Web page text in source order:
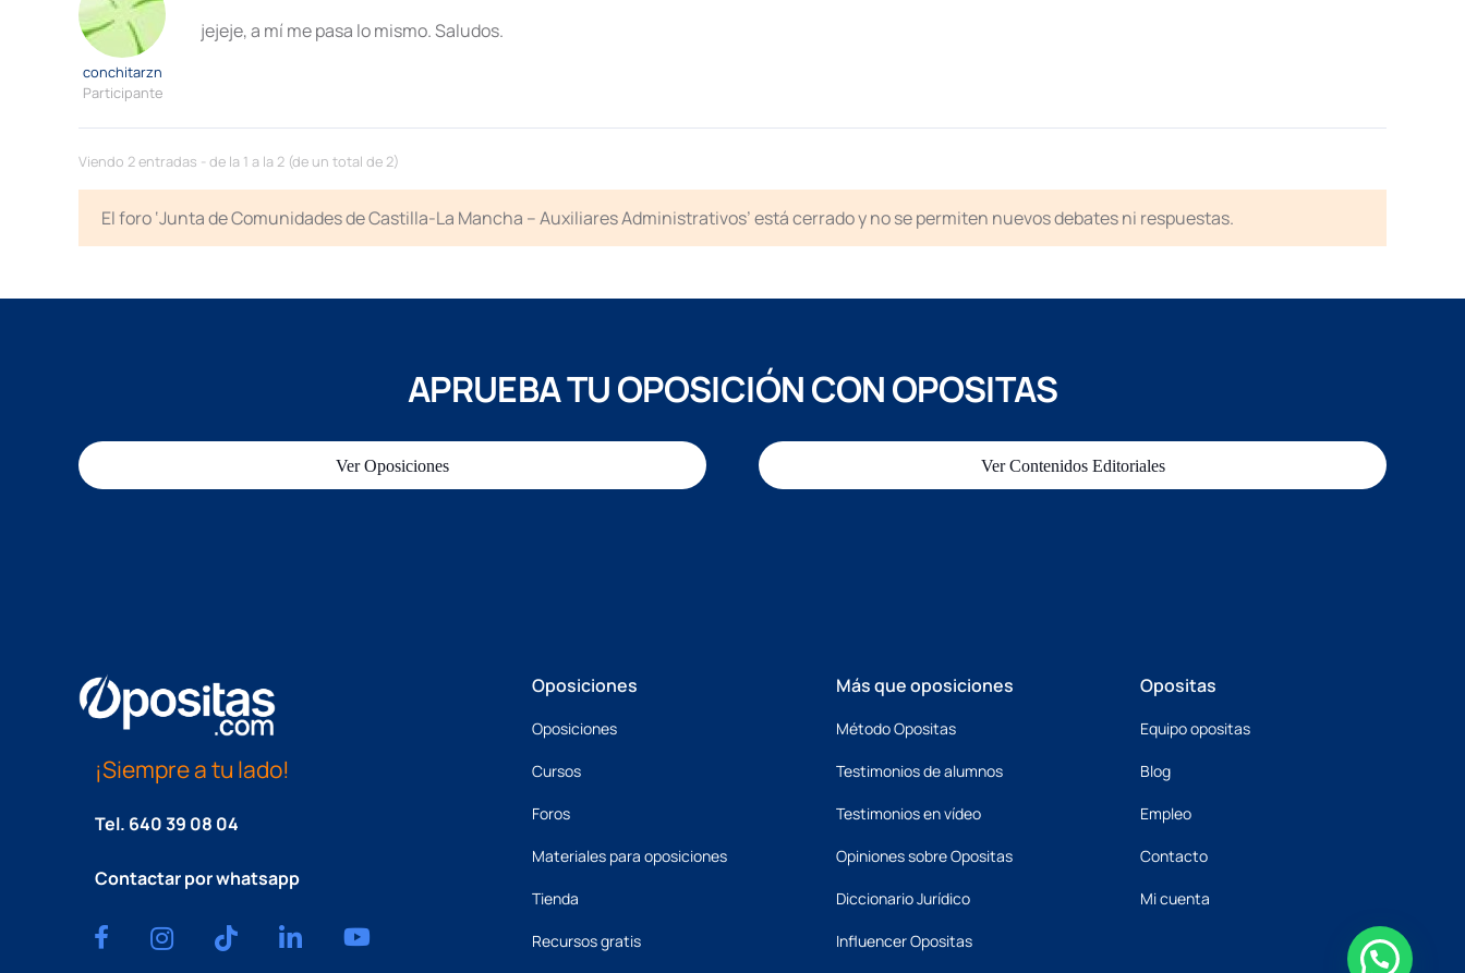
conchitarzn
Participante
jejeje, a mí me pasa lo mismo. Saludos.
Viendo 2 entradas - de la 1 a la 2 (de un total de 2)
El foro ‘Junta de Comunidades de Castilla-La Mancha – Auxiliares Administrativos’ está cerrado y no se permiten nuevos debates ni respuestas.
APRUEBA TU OPOSICIÓN CON OPOSITAS
Ver Oposiciones Ver Contenidos Editoriales
¡Siempre a tu lado!
Tel. 640 39 08 04
Contactar por whatsapp
Oposiciones
Oposiciones
Cursos
Foros
Materiales para oposiciones
Tienda
Recursos gratis
Más que oposiciones
Método Opositas
Testimonios de alumnos
Testimonios en vídeo
Opiniones sobre Opositas
Diccionario Jurídico
Influencer Opositas
Opositas
Equipo opositas
Blog
Empleo
Contacto
Mi cuenta